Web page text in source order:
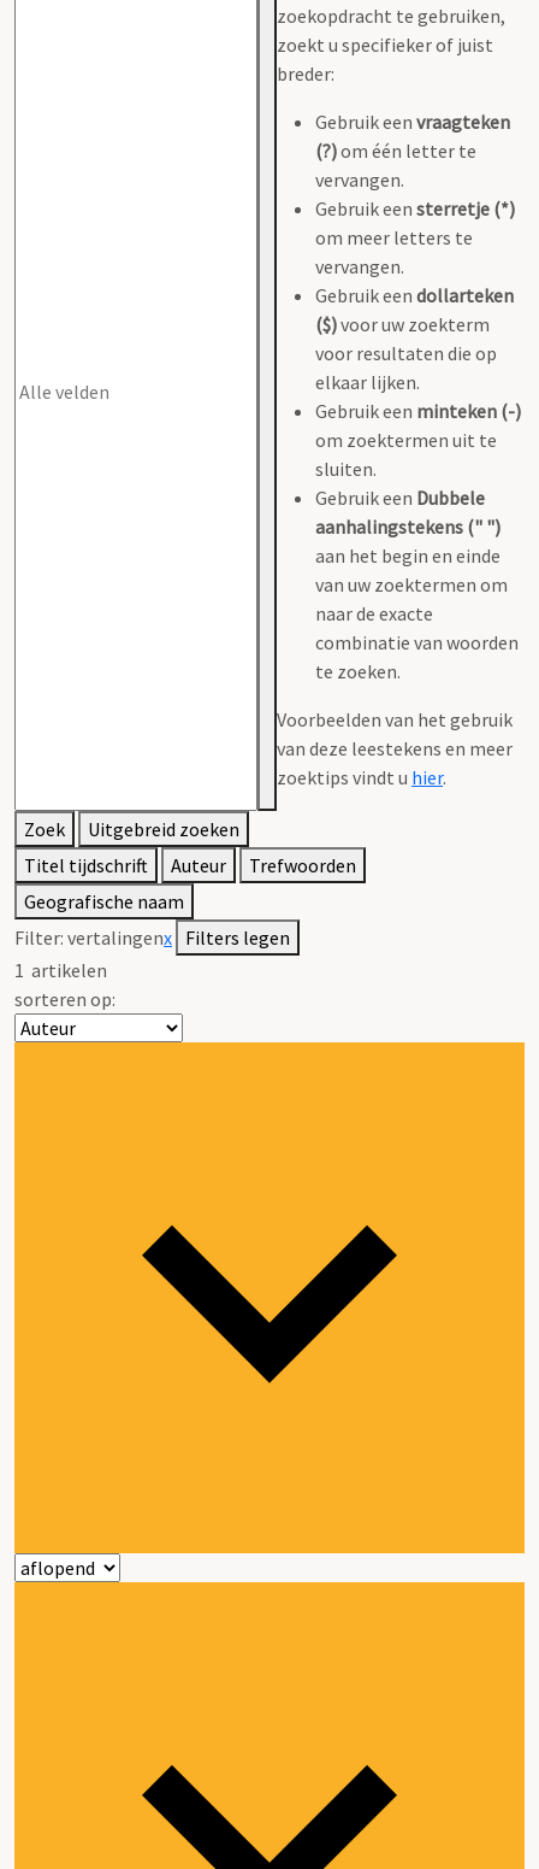
zoekopdracht te gebruiken,
zoekt u specifieker of juist
breder:
Gebruik een vraagteken
(?)om één letter te
vervangen.
Gebruik een sterretje (*)
om meer letters te
vervangen.
Gebruik een dollarteken
($)voor uw zoekterm
voor resultaten die op
elkaar lijken.
Gebruik een minteken (-)
om zoektermen uit te
sluiten.
Gebruik een Dubbele
aanhalingstekens (" ")
aan het begin en einde
van uw zoektermen om
naar de exacte
combinatie van woorden
te zoeken.
Voorbeelden van het gebruik
van deze leestekens en meer
zoektips vindt u hier.
Zoek
Uitgebreid zoeken
Titel tijdschrift
Auteur
Trefwoorden
Geografische naam
Filter: vertalingenx Filters legen
1 artikelen
sorteren op: